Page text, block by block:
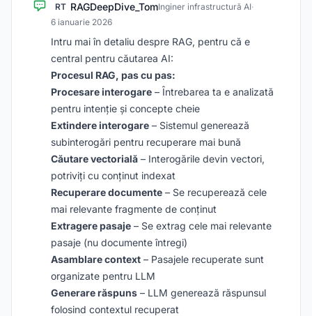
RT RAGDeepDive_TomInginer infrastructură AI·
6 ianuarie 2026
Intru mai în detaliu despre RAG, pentru că e
central pentru căutarea AI:
Procesul RAG, pas cu pas:
Procesare interogare – Întrebarea ta e analizată
pentru intenție și concepte cheie
Extindere interogare – Sistemul generează
subinterogări pentru recuperare mai bună
Căutare vectorială – Interogările devin vectori,
potriviți cu conținut indexat
Recuperare documente – Se recuperează cele
mai relevante fragmente de conținut
Extragere pasaje – Se extrag cele mai relevante
pasaje (nu documente întregi)
Asamblare context – Pasajele recuperate sunt
organizate pentru LLM
Generare răspuns – LLM generează răspunsul
folosind contextul recuperat